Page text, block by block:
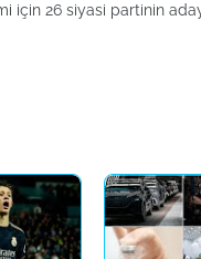
için 26 siyasi partinin